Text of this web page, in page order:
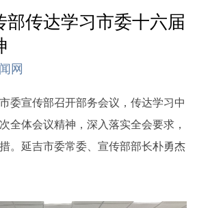
部传达学习市委十六届
网
宣传部召开部务会议，传达学习中
全体会议精神，深入落实全会要求，
。延吉市委常委、宣传部部长朴勇杰